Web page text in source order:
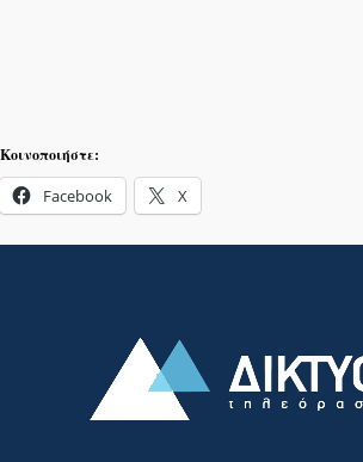
Κοινοποιήστε:
Facebook X